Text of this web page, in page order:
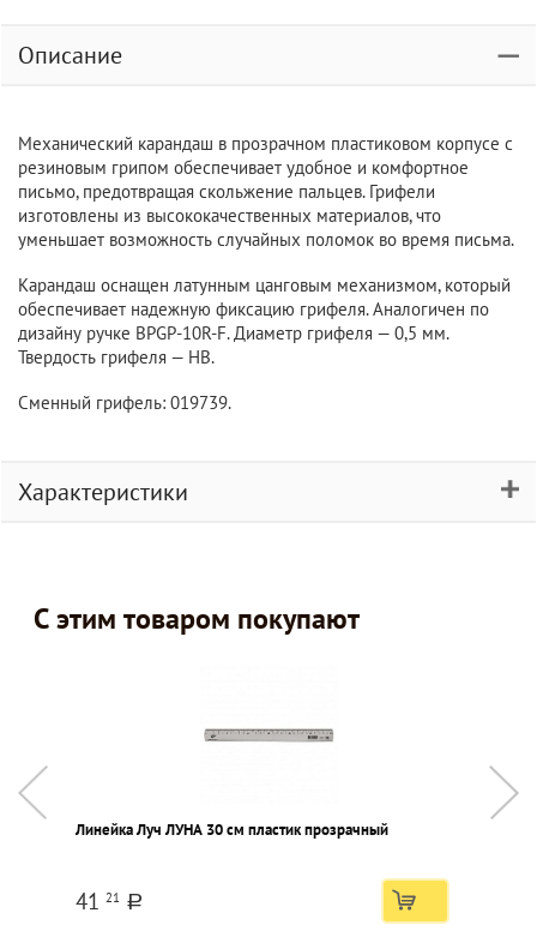
Описание
Механический карандаш в прозрачном пластиковом корпусе с
резиновым грипом обеспечивает удобное и комфортное
письмо, предотвращая скольжение пальцев. Грифели
изготовлены из высококачественных материалов, что
уменьшает возможность случайных поломок во время письма.
Карандаш оснащен латунным цанговым механизмом, который
обеспечивает надежную фиксацию грифеля. Аналогичен по
дизайну ручке BPGP-10R-F. Диаметр грифеля — 0,5 мм.
Твердость грифеля — НВ.
Сменный грифель: 019739.
Характеристики
С этим товаром покупают
Линейка Луч ЛУНА 30 см пластик прозрачный
41 21 a